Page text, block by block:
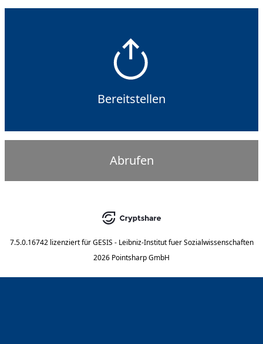
Bereitstellen
Abrufen
7.5.0.16742 lizenziert für GESIS - Leibniz-Institut fuer Sozialwissenschaften
2026 Pointsharp GmbH